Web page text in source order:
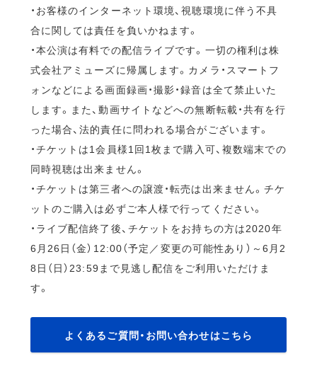
・お客様のインターネット環境、視聴環境に伴う不具
合に関しては責任を負いかねます。
・本公演は有料での配信ライブです。一切の権利は株
式会社アミューズに帰属します。カメラ・スマートフ
ォンなどによる画面録画・撮影・録音は全て禁止いた
します。また、動画サイトなどへの無断転載・共有を行
った場合、法的責任に問われる場合がございます。
・チケットは1会員様1回1枚まで購入可、複数端末での
同時視聴は出来ません。
・チケットは第三者への譲渡・転売は出来ません。チケ
ットのご購入は必ずご本人様で行ってください。
・ライブ配信終了後、チケットをお持ちの方は2020年
6月26日（金）12:00（予定／変更の可能性あり）～6月2
8日（日）23:59まで見逃し配信をご利用いただけま
す。
よくあるご質問・お問い合わせはこちら